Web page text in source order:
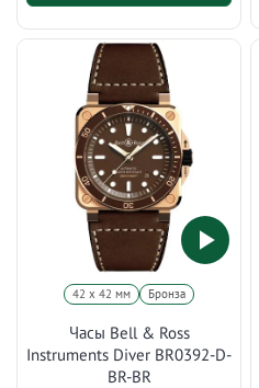
42 х 42 мм Бронза
Часы Bell & Ross
Instruments Diver BR0392-D-
BR-BR